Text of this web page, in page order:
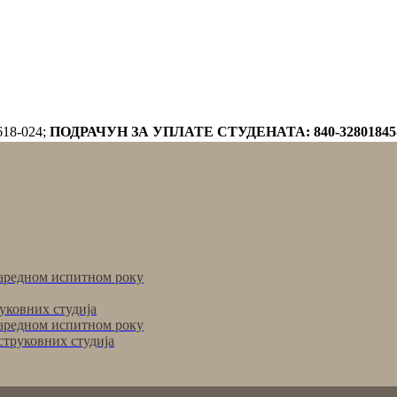
024; ПОДРАЧУН ЗА УПЛАТЕ СТУДЕНАТА: 840-
испитном року
студија
студија
испитном року